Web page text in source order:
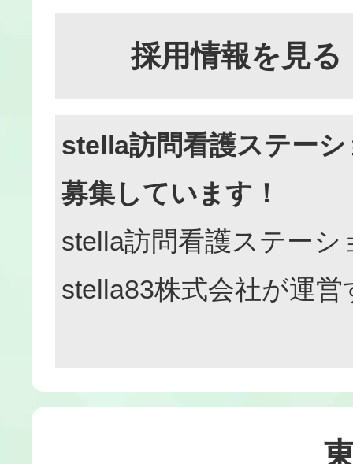
採用情報を見る
stella訪問看護ステー
募集しています！
stella訪問看護ステーシ
stella83株式会社が運